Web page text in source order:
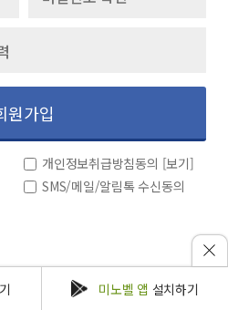
원가입
개인정보취급방침동의 [보기]
SMS/메일/알림톡 수신동의
미노벨 앱 설치하기